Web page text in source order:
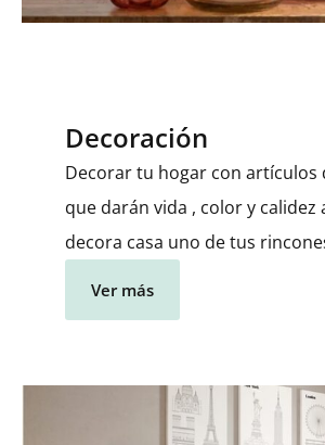
Decoración
Decorar tu hogar con artículos
que darán vida , color y calidez
decora casa uno de tus
Ver más